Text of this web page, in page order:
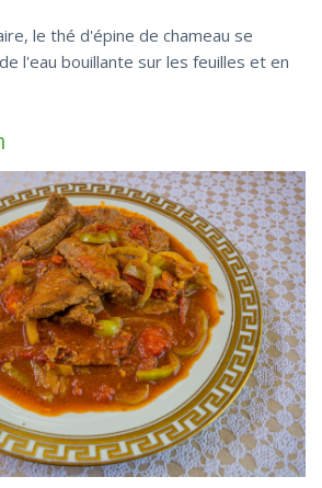
le thé d'épine de chameau se
l'eau bouillante sur les feuilles et en